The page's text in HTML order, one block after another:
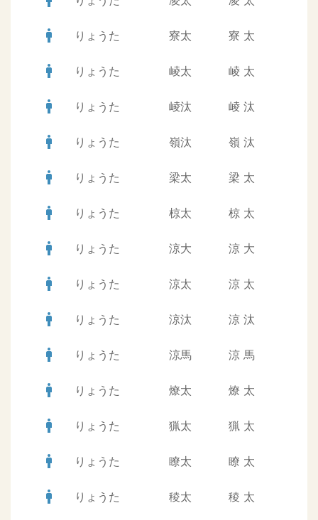
man りょうた 寮太 寮 太
man りょうた 崚太 崚 太
man りょうた 崚汰 崚 汰
man りょうた 嶺汰 嶺 汰
man りょうた 梁太 梁 太
man りょうた 椋太 椋 太
man りょうた 涼大 涼 大
man りょうた 涼太 涼 太
man りょうた 涼汰 涼 汰
man りょうた 涼馬 涼 馬
man りょうた 燎太 燎 太
man りょうた 猟太 猟 太
man りょうた 瞭太 瞭 太
man りょうた 稜太 稜 太